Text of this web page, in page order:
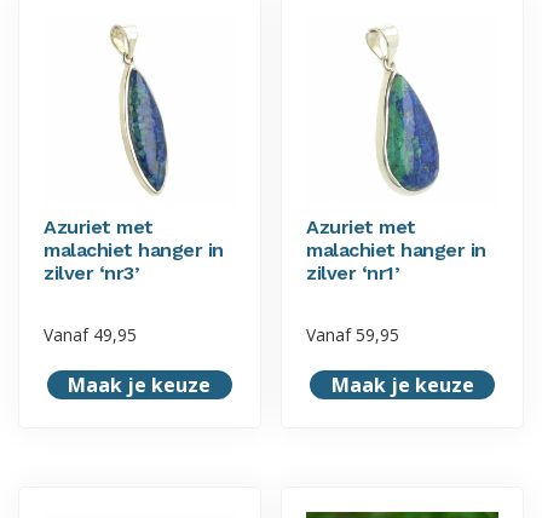
Azuriet met
malachiet hanger in
zilver ‘nr3’
Vanaf 49,95
Maak je keuze
Azuriet met
malachiet hanger in
zilver ‘nr1’
Vanaf 59,95
Maak je keuze